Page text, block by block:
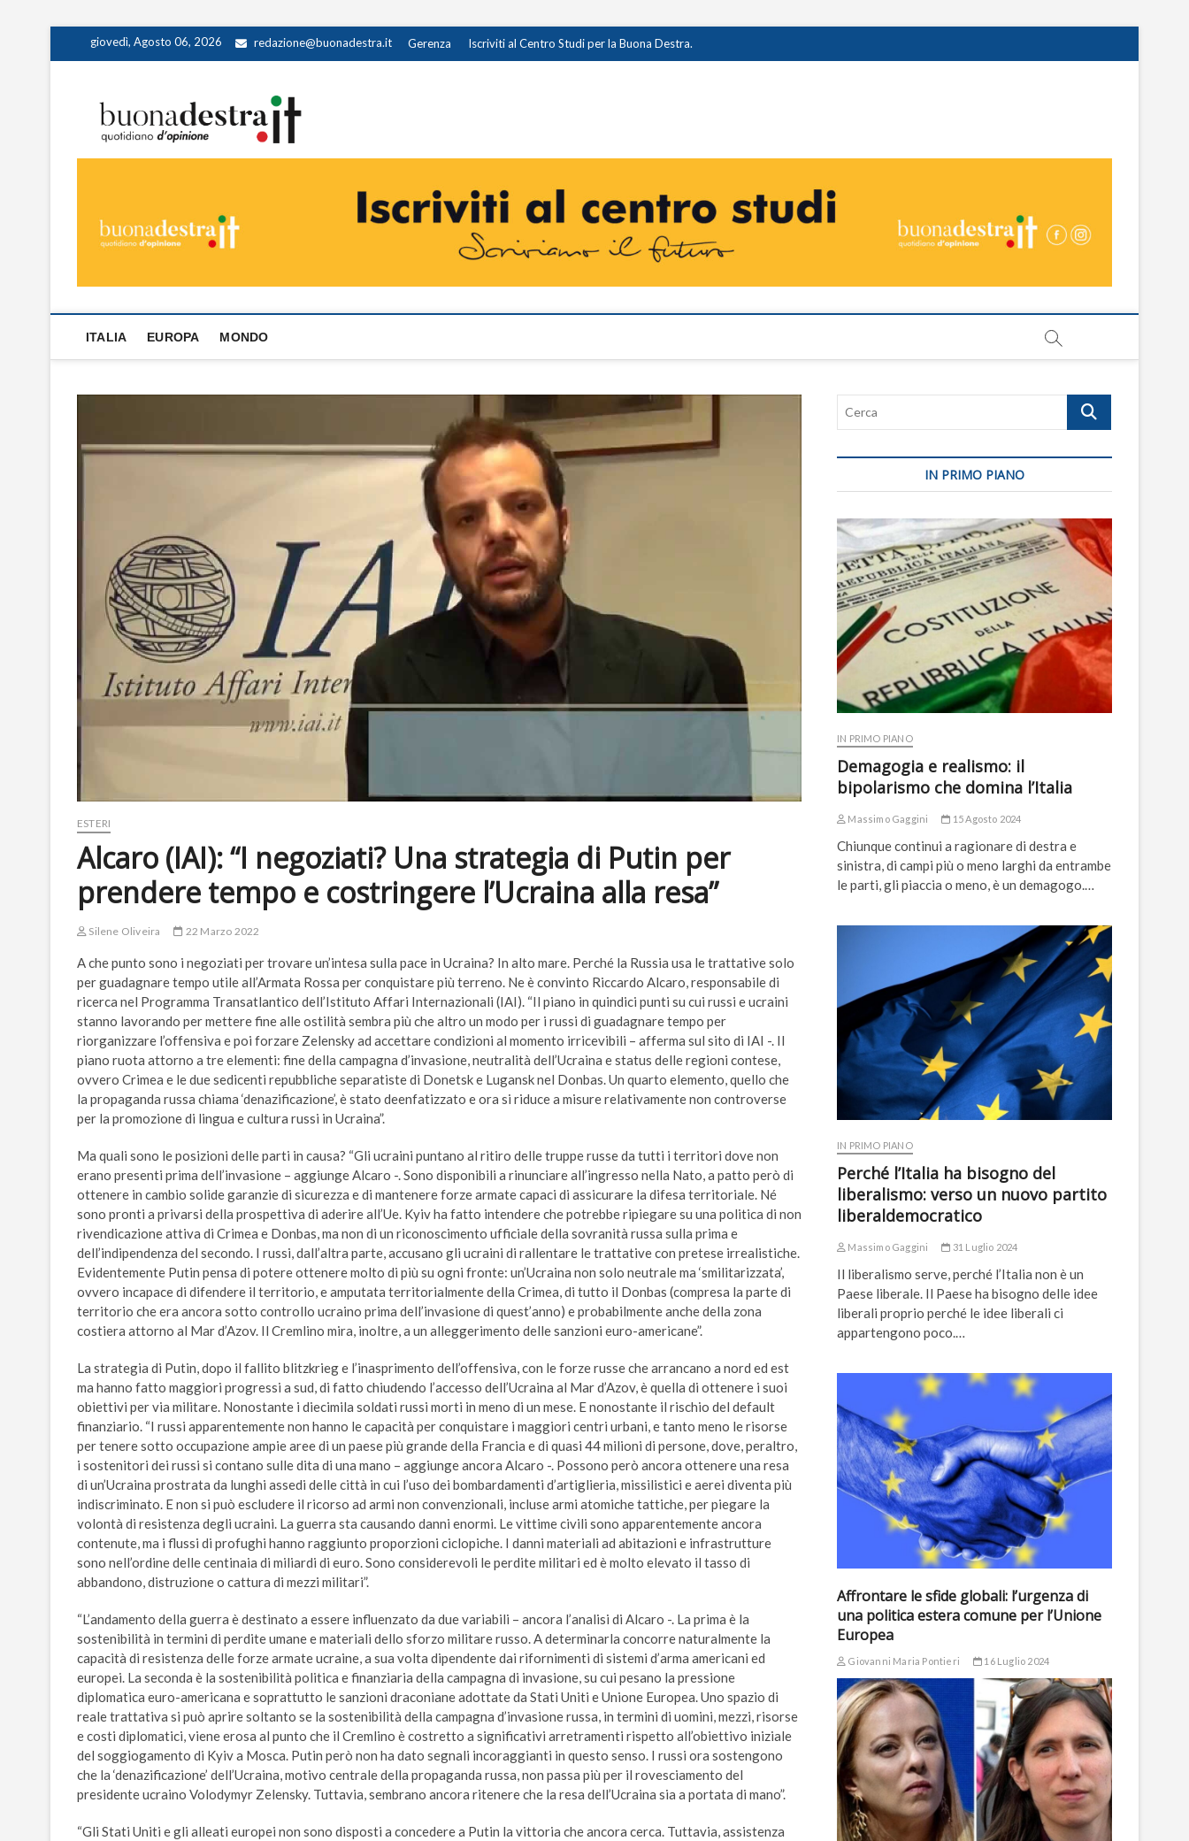
giovedì, Agosto 06, 2026 redazione@buonadestra.it Gerenza Iscriviti al Centro Studi per la Buona Destra.
ITALIA EUROPA MONDO
ESTERI
Alcaro (IAI): “I negoziati? Una strategia di Putin per
prendere tempo e costringere l’Ucraina alla resa”
Silene Oliveira 22 Marzo 2022
A che punto sono i negoziati per trovare un’intesa sulla pace in Ucraina? In alto mare. Perché la Russia usa le trattative solo
per guadagnare tempo utile all’Armata Rossa per conquistare più terreno. Ne è convinto Riccardo Alcaro, responsabile di
ricerca nel Programma Transatlantico dell’Istituto Affari Internazionali (IAI). “Il piano in quindici punti su cui russi e ucraini
stanno lavorando per mettere fine alle ostilità sembra più che altro un modo per i russi di guadagnare tempo per
riorganizzare l’offensiva e poi forzare Zelensky ad accettare condizioni al momento irricevibili – afferma sul sito di IAI -. Il
piano ruota attorno a tre elementi: fine della campagna d’invasione, neutralità dell’Ucraina e status delle regioni contese,
ovvero Crimea e le due sedicenti repubbliche separatiste di Donetsk e Lugansk nel Donbas. Un quarto elemento, quello che
la propaganda russa chiama ‘denazificazione’, è stato deenfatizzato e ora si riduce a misure relativamente non controverse
per la promozione di lingua e cultura russi in Ucraina”.
Ma quali sono le posizioni delle parti in causa? “Gli ucraini puntano al ritiro delle truppe russe da tutti i territori dove non
erano presenti prima dell’invasione – aggiunge Alcaro -. Sono disponibili a rinunciare all’ingresso nella Nato, a patto però di
ottenere in cambio solide garanzie di sicurezza e di mantenere forze armate capaci di assicurare la difesa territoriale. Né
sono pronti a privarsi della prospettiva di aderire all’Ue. Kyiv ha fatto intendere che potrebbe ripiegare su una politica di non
rivendicazione attiva di Crimea e Donbas, ma non di un riconoscimento ufficiale della sovranità russa sulla prima e
dell’indipendenza del secondo. I russi, dall’altra parte, accusano gli ucraini di rallentare le trattative con pretese irrealistiche.
Evidentemente Putin pensa di potere ottenere molto di più su ogni fronte: un’Ucraina non solo neutrale ma ‘smilitarizzata’,
ovvero incapace di difendere il territorio, e amputata territorialmente della Crimea, di tutto il Donbas (compresa la parte di
territorio che era ancora sotto controllo ucraino prima dell’invasione di quest’anno) e probabilmente anche della zona
costiera attorno al Mar d’Azov. Il Cremlino mira, inoltre, a un alleggerimento delle sanzioni euro-americane”.
La strategia di Putin, dopo il fallito blitzkrieg e l’inasprimento dell’offensiva, con le forze russe che arrancano a nord ed est
ma hanno fatto maggiori progressi a sud, di fatto chiudendo l’accesso dell’Ucraina al Mar d’Azov, è quella di ottenere i suoi
obiettivi per via militare. Nonostante i diecimila soldati russi morti in meno di un mese. E nonostante il rischio del default
finanziario. “I russi apparentemente non hanno le capacità per conquistare i maggiori centri urbani, e tanto meno le risorse
per tenere sotto occupazione ampie aree di un paese più grande della Francia e di quasi 44 milioni di persone, dove, peraltro,
i sostenitori dei russi si contano sulle dita di una mano – aggiunge ancora Alcaro -. Possono però ancora ottenere una resa
di un’Ucraina prostrata da lunghi assedi delle città in cui l’uso dei bombardamenti d’artiglieria, missilistici e aerei diventa più
indiscriminato. E non si può escludere il ricorso ad armi non convenzionali, incluse armi atomiche tattiche, per piegare la
volontà di resistenza degli ucraini. La guerra sta causando danni enormi. Le vittime civili sono apparentemente ancora
contenute, ma i flussi di profughi hanno raggiunto proporzioni ciclopiche. I danni materiali ad abitazioni e infrastrutture
sono nell’ordine delle centinaia di miliardi di euro. Sono considerevoli le perdite militari ed è molto elevato il tasso di
abbandono, distruzione o cattura di mezzi militari”.
“L’andamento della guerra è destinato a essere influenzato da due variabili – ancora l’analisi di Alcaro -. La prima è la
sostenibilità in termini di perdite umane e materiali dello sforzo militare russo. A determinarla concorre naturalmente la
capacità di resistenza delle forze armate ucraine, a sua volta dipendente dai rifornimenti di sistemi d’arma americani ed
europei. La seconda è la sostenibilità politica e finanziaria della campagna di invasione, su cui pesano la pressione
diplomatica euro-americana e soprattutto le sanzioni draconiane adottate da Stati Uniti e Unione Europea. Uno spazio di
reale trattativa si può aprire soltanto se la sostenibilità della campagna d’invasione russa, in termini di uomini, mezzi, risorse
e costi diplomatici, viene erosa al punto che il Cremlino è costretto a significativi arretramenti rispetto all’obiettivo iniziale
del soggiogamento di Kyiv a Mosca. Putin però non ha dato segnali incoraggianti in questo senso. I russi ora sostengono
che la ‘denazificazione’ dell’Ucraina, motivo centrale della propaganda russa, non passa più per il rovesciamento del
presidente ucraino Volodymyr Zelensky. Tuttavia, sembrano ancora ritenere che la resa dell’Ucraina sia a portata di mano”.
“Gli Stati Uniti e gli alleati europei non sono disposti a concedere a Putin la vittoria che ancora cerca. Tuttavia, assistenza
Cerca
IN PRIMO PIANO
IN PRIMO PIANO
Demagogia e realismo: il
bipolarismo che domina l’Italia
Massimo Gaggini 15 Agosto 2024
Chiunque continui a ragionare di destra e
sinistra, di campi più o meno larghi da entrambe
le parti, gli piaccia o meno, è un demagogo.…
IN PRIMO PIANO
Perché l’Italia ha bisogno del
liberalismo: verso un nuovo partito
liberaldemocratico
Massimo Gaggini 31 Luglio 2024
Il liberalismo serve, perché l’Italia non è un
Paese liberale. Il Paese ha bisogno delle idee
liberali proprio perché le idee liberali ci
appartengono poco.…
Affrontare le sfide globali: l’urgenza di
una politica estera comune per l’Unione
Europea
Giovanni Maria Pontieri 16 Luglio 2024